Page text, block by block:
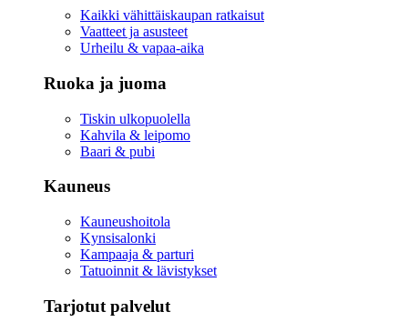
Kaikki vähittäiskaupan ratkaisut
Vaatteet ja asusteet
Urheilu & vapaa-aika
Ruoka ja juoma
Tiskin ulkopuolella
Kahvila & leipomo
Baari & pubi
Kauneus
Kauneushoitola
Kynsisalonki
Kampaaja & parturi
Tatuoinnit & lävistykset
Tarjotut palvelut